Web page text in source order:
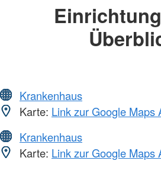
Krankenhaus
Karte: Link zur Google Maps
Krankenhaus
Karte: Link zur Google Maps